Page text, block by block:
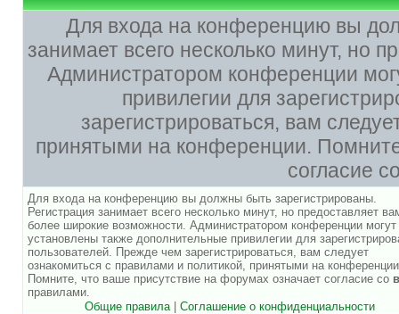
Для входа на конференцию вы
занимает всего несколько минут, но
Администратором конференции
привилегии для
зарегистрироваться, вам
принятыми на конференции.
согласие
Для входа на конференцию вы должны быть зарегистрированы.
Регистрация занимает всего несколько минут, но предоставляет
более широкие возможности. Администратором конференции
установлены также дополнительные привилегии для
пользователей. Прежде чем зарегистрироваться, вам следует
ознакомиться с правилами и политикой, принятыми на
Помните, что ваше присутствие на форумах означает согласие со
правилами.
Общие правила| Соглашение о конфиденциальности